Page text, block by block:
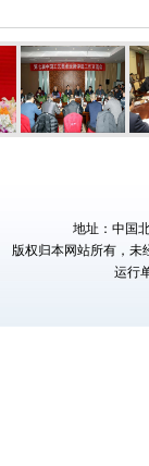
地址：中国
版权归本网站所有，
运行